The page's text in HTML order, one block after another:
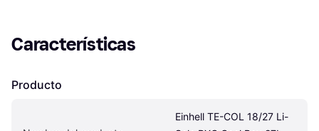
Características
Producto
Einhell TE-COL 18/27 Li-